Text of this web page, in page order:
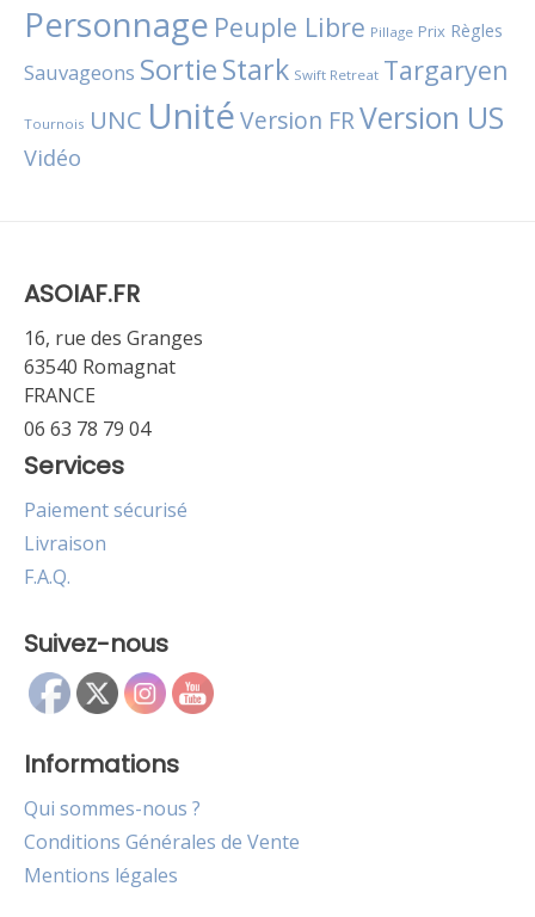
Personnage Peuple Libre Pillage Prix Règles
Sauvageons SortieStark Swift Retreat Targaryen
Tournois UNC UnitéVersion FRVersion US
Vidéo
ASOIAF.FR
16, rue des Granges
63540 Romagnat
FRANCE
06 63 78 79 04
Services
Paiement sécurisé
Livraison
F.A.Q.
Suivez-nous
Informations
Qui sommes-nous ?
Conditions Générales de Vente
Mentions légales